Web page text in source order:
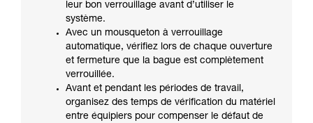
leur bon verrouillage avant d’utiliser le
système.
Avec un mousqueton à verrouillage
automatique, vérifiez lors de chaque ouverture
et fermeture que la bague est complètement
verrouillée.
Avant et pendant les périodes de travail,
organisez des temps de vérification du matériel
entre équipiers pour compenser le défaut de